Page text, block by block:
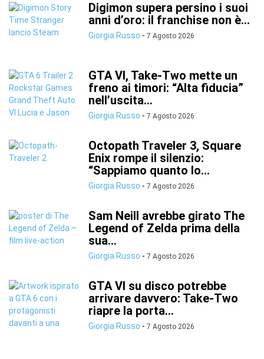
Digimon supera persino i suoi
anni d’oro: il franchise non è...
Giorgia Russo - 7 Agosto 2026
GTA VI, Take-Two mette un
freno ai timori: “Alta fiducia”
nell’uscita...
Giorgia Russo - 7 Agosto 2026
Octopath Traveler 3, Square
Enix rompe il silenzio:
“Sappiamo quanto lo...
Giorgia Russo - 7 Agosto 2026
Sam Neill avrebbe girato The
Legend of Zelda prima della
sua...
Giorgia Russo - 7 Agosto 2026
GTA VI su disco potrebbe
arrivare davvero: Take-Two
riapre la porta...
Giorgia Russo - 7 Agosto 2026